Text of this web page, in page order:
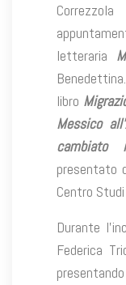
letteraria
libro
Messico
cambiato
presentato
Centro
Durante
Federica